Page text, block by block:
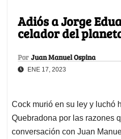
Adiós a Jorge
celador del
Por Juan Manuel Ospina
ENE 17, 2023
Cock murió en su ley y luchó
Quebradona por las razones
conversación con Juan